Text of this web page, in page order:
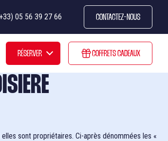
05 56 39 27 66 CONTACTEZ-NOUS
RÉSERVER
Croisières restaurant
COFFRETS CADEAUX
elles sont propriétaires. Ci-après dénommées les «